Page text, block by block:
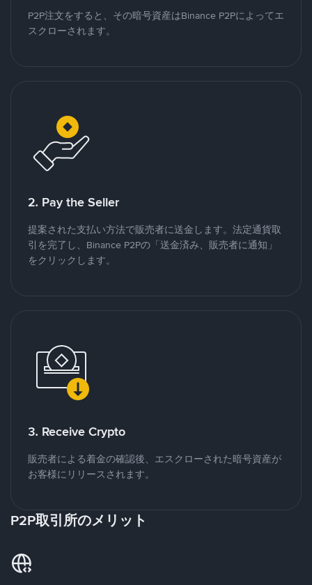
P2P注文をすると、その暗号資産はBinance P2Pによってエ
スクローされます。
2. Pay the Seller
提案された支払い方法で販売者に送金します。法定通貨取
引を完了し、Binance P2Pの「送金済み、販売者に通知」
をクリックします。
3. Receive Crypto
販売者による着金の確認後、エスクローされた暗号資産が
お客様にリリースされます。
P2P取引所のメリット